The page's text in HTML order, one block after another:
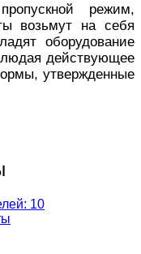
режим,
возьмут на себя
оборудование
действующее
утвержденные